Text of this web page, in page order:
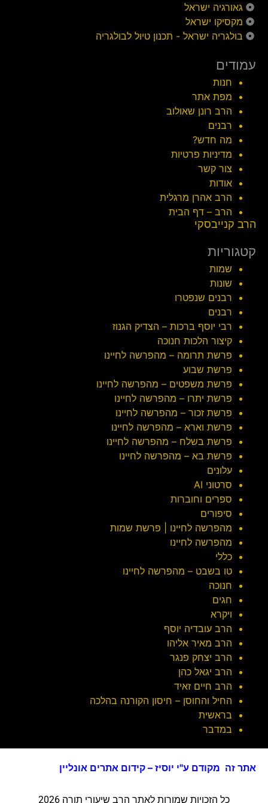
גאורגיה ישראל
מקסיקו ישראל
בולגריה ישראל - תכנון טיול לבולגריה
עמודים
חנות
מפת אתר
הרב רונן שאולוב
רבנים
מה חדש?
מדיניות פרטיות
צור קשר
אודות
הרב אהרן מרגלית
הרב – דף הבית
הרב קנייבסקי
קטגוריות
שמות
שונות
רבנים שנפטרו
רבנים
רבי יוסף ברכות – הצדיק הגנוז
קיצור הלכות חנוכה
פרשת תרומה – מהפרשה לחיינו
פרשת שבוע
פרשת משפטים – מהפרשה לחיינו
פרשת יתרו – מהפרשה לחיינו
פרשת זכור – מהפרשה לחיינו
פרשת וארא – מהפרשה לחיינו
פרשת בשלח – מהפרשה לחיינו
פרשת בא – מהפרשה לחיינו
עלונים
סרטוני AI
ספרים וחוברות
סיפורים
מהפרשה לחיינו | פרשת שמות
מהפרשה לחיינו
כללי
טו בשבט – מהפרשה לחיינו
חנוכה
חגים
ויקרא
הרב עובדיה יוסף
הרב מאיר אליהו
הרב יצחק פנגר
הרב יגאל כהן
הרב חיים זאיד
החיל והחוסן – חיסון הקורנה בהלכה
בראשית
במדבר
אתר זה מקודם ע"י יוסיז – קידום אתרים אונליין
כל הזכויות שמורות לאתר הרב שיעורי תורה 2026